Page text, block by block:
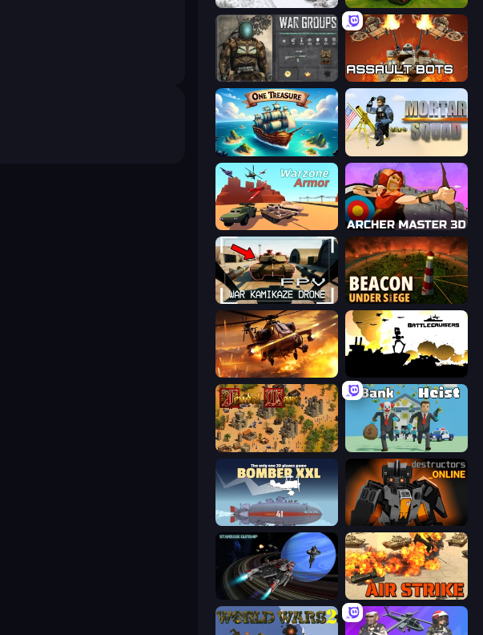
1941 Frozen Front Tanks 3D
War Groups Assault Bots
One Treasure Mortar Squad
Warzone Armor Archer Master 3D: Castle Defense
FPV War Kamikaze Drone Beacon Under Siege
Heli Military Base
Feudal Wars Bank Heist
Bomber XXL Destructors Online
Starbase Gunship Air Strike